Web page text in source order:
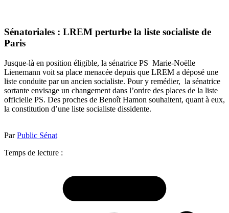
Sénatoriales : LREM perturbe la liste socialiste de
Paris
Jusque-là en position éligible, la sénatrice PS Marie-Noëlle
Lienemann voit sa place menacée depuis que LREM a déposé une
liste conduite par un ancien socialiste. Pour y remédier, la sénatrice
sortante envisage un changement dans l’ordre des places de la liste
officielle PS. Des proches de Benoît Hamon souhaitent, quant à eux,
la constitution d’une liste socialiste dissidente.
ParPublic Sénat
Temps de lecture :